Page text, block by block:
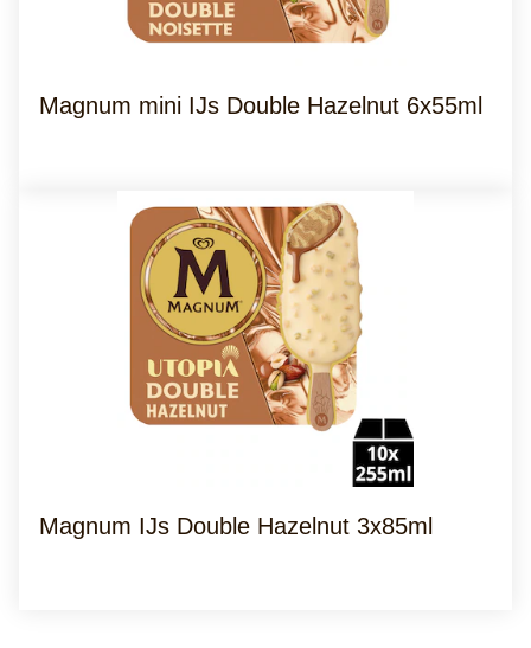
Magnum mini IJs Double Hazelnut 6x55ml
Magnum IJs Double Hazelnut 3x85ml